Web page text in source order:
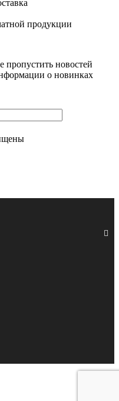
продукции
новостей
о новинках